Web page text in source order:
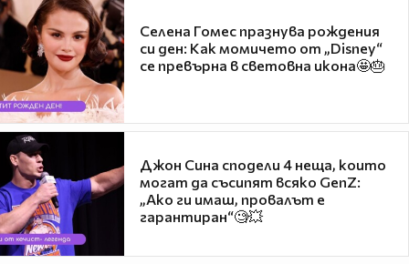
Селена Гомес празнува рождения
си ден: Как момичето от „Disney“
се превърна в световна икона🤩🎂
Джон Сина сподели 4 неща, които
могат да съсипят всяко GenZ:
„Ако ги имаш, провалът е
гарантиран“🧐💥